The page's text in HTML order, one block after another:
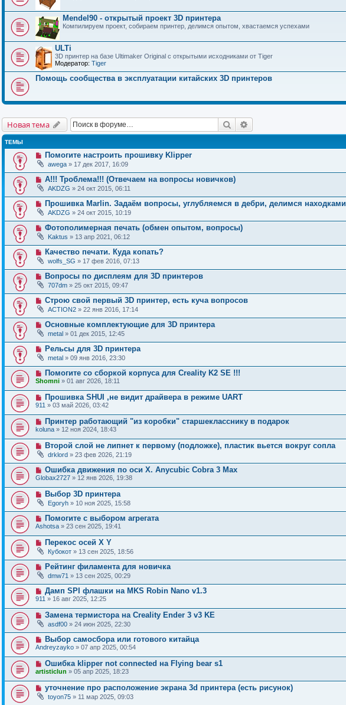
Mendel90 - открытый проект 3D принтера
Компилируем проект, собираем принтер, делимся опытом, хвастаемся успехами
ULTi
3D принтер на базе Ultimaker Original с открытыми исходниками от Tiger
Модератор: Tiger
Помощь сообщества в эксплуатации китайских 3D принтеров
Новая тема Поиск
ТЕМЫ
Помогите настроить прошивку Klipper
awega » 17 дек 2017, 16:09
А!!! Троблема!!! (Отвечаем на вопросы новичков)
AKDZG » 24 окт 2015, 06:11
Прошивка Marlin. Задаём вопросы, углубляемся в дебри, делимся находками
AKDZG » 24 окт 2015, 10:19
Фотополимерная печать (обмен опытом, вопросы)
Kaktus » 13 апр 2021, 06:12
Качество печати. Куда копать?
wolfs_SG » 17 фев 2016, 07:13
Вопросы по дисплеям для 3D принтеров
707dm » 25 окт 2015, 09:47
Строю свой первый 3D принтер, есть куча вопросов
ACTION2 » 22 янв 2016, 17:14
Основные комплектующие для 3D принтера
metal » 01 дек 2015, 12:45
Рельсы для 3D принтера
metal » 09 янв 2016, 23:30
Помогите со сборкой корпуса для Creality K2 SE !!!
Shomni » 01 авг 2026, 18:11
Прошивка SHUI ,не видит драйвера в режиме UART
911 » 03 май 2026, 03:42
Принтер работающий "из коробки" старшекласснику в подарок
koluna » 12 ноя 2024, 18:43
Второй слой не липнет к первому (подложке), пластик вьется вокруг сопла
drklord » 23 фев 2026, 21:19
Ошибка движения по оси Х. Anycubic Cobra 3 Max
Globax2727 » 12 янв 2026, 19:38
Выбор 3D принтера
Egoryh » 10 ноя 2025, 15:58
Помогите с выбором агрегата
Ashotsa » 23 сен 2025, 19:41
Перекос осей X Y
Кубокот » 13 сен 2025, 18:56
Рейтинг филамента для новичка
dmw71 » 13 сен 2025, 00:29
Дамп SPI флашки на MKS Robin Nano v1.3
911 » 16 авг 2025, 12:25
Замена термистора на Creality Ender 3 v3 KE
asdf00 » 24 июн 2025, 22:30
Выбор самосбора или готового китайца
Andreyzayko » 07 апр 2025, 00:54
Ошибка klipper not connected на Flying bear s1
artisticlun » 05 апр 2025, 18:23
уточнение про расположение экрана 3d принтера (есть рисунок)
toyon75 » 11 мар 2025, 09:03